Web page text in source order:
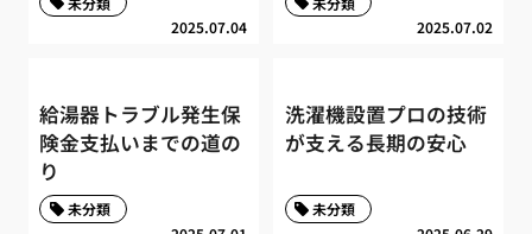
2025.07.04 2025.07.02
給湯器トラブル発生保
険金支払いまでの道の
り
未分類
洗濯機設置プロの技術
が支える長期の安心
未分類